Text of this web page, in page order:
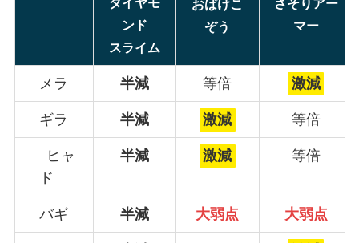
ンド
スライム
おばけこ
ぞう
さそりアー
マー
メラ 半減 等倍 激減
ギラ 半減 激減 等倍
ヒャ
ド
半減 激減 等倍
バギ 半減 大弱点 大弱点